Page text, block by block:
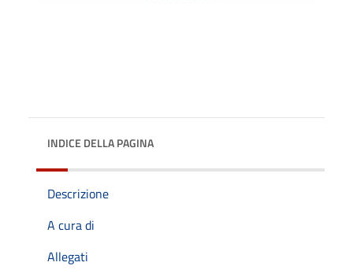
INDICE DELLA PAGINA
Descrizione
A cura di
Allegati